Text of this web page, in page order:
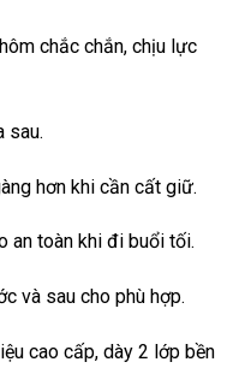
chắc chắn, chịu lực
sau.
hơn khi cần cất giữ.
an toàn khi đi buổi tối.
và sau cho phù hợp.
cao cấp, dày 2 lớp bền